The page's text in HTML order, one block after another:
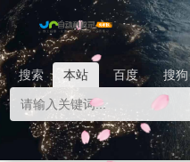
搜索 本站 百度 搜狗